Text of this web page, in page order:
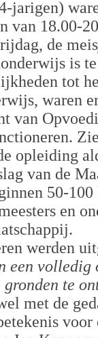
jarigen)
van 18.00-
de
is
tot
waren
van
opleiding
van de
50-
en
werden
een
te
met de